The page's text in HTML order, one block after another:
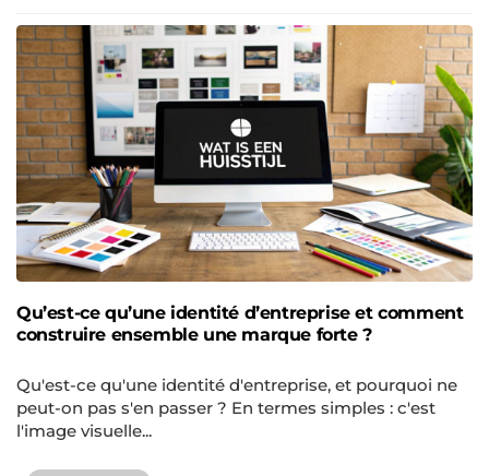
Qu’est-ce qu’une identité d’entreprise et comment
construire ensemble une marque forte ?
Qu'est-ce qu'une identité d'entreprise, et pourquoi ne
peut-on pas s'en passer ? En termes simples : c'est
l'image visuelle...